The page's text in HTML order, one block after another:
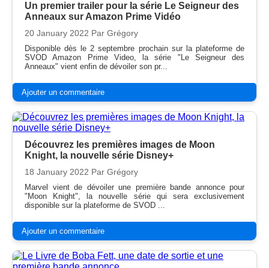
Un premier trailer pour la série Le Seigneur des
Anneaux sur Amazon Prime Vidéo
20 January 2022 Par Grégory
Disponible dès le 2 septembre prochain sur la plateforme de
SVOD Amazon Prime Video, la série "Le Seigneur des
Anneaux" vient enfin de dévoiler son pr...
Ajouter un commentaire
Découvrez les premières images de Moon
Knight, la nouvelle série Disney+
18 January 2022 Par Grégory
Marvel vient de dévoiler une première bande annonce pour
"Moon Knight", la nouvelle série qui sera exclusivement
disponible sur la plateforme de SVOD ...
Ajouter un commentaire